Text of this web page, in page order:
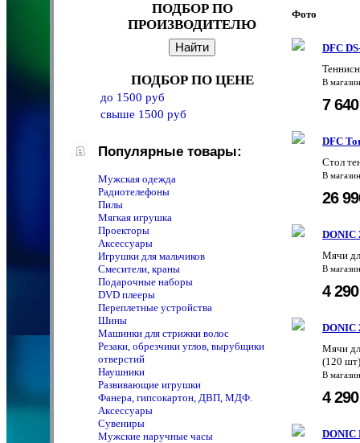
ПОДБОР ПО
ПРОИЗВОДИТЕЛЮ
ПОДБОР ПО ЦЕНЕ
до 1500 руб
свыше 1500 руб
Популярные товары:
Мужская одежда
Радиотелефоны
Пилы
Мягкая игрушка
Проекторы
Аксессуары
Игрушки для мальчиков
Смесители, краны
Подарочные наборы
DVD плееры
Переплетные устройства
Шины
Машинки для стрижки волос
Резаки, обрезчики углов, вырубщики
отверстий
Наушники
Развивающие игрушки
Фанера, гипсокартон, ДВП, МДФ.
Аксессуары
Сувениры
Мужские наручные часы
Фото
DFC
В
7
DFC
Стол
В
26
DONIC
Мячи
В
4
DONIC
Мячи
(120 шт)
В
4
DONIC